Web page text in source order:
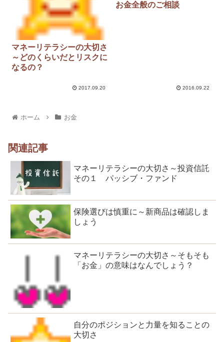
マネーリテラシーの大切さ
～どのくらいだとリスクに
なるの？
2017.09.20
お金全般のご相談
2016.09.22
ホーム お金
関連記事
マネーリテラシーの大切さ～投資信託
その１ パッシブ・ファンド
保険選びは慎重に～新商品は確認しま
しょう
マネーリテラシーの大切さ～そもそも
「お金」の意味はなんでしょう？
自分のポジションと力量を知ることの
大切さ